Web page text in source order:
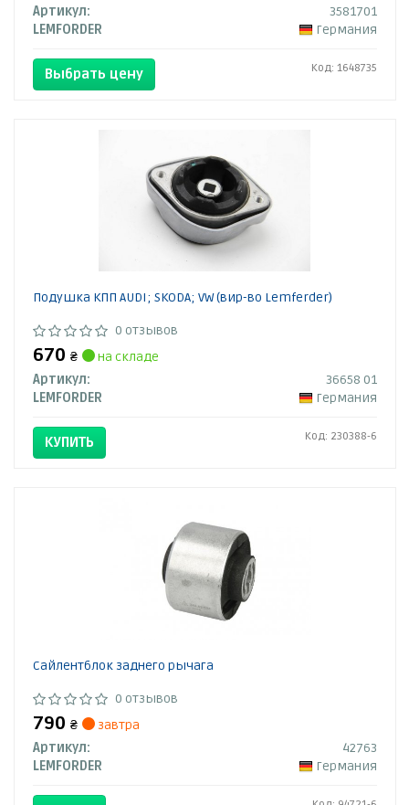
Артикул:
3581701
LEMFORDER
Германия
Выбрать цену Код: 1648735
Подушка КПП AUDI; SKODA; VW (вир-во Lemferder)
0 отзывов
670 ₴
на складе
Артикул:
36658 01
LEMFORDER
Германия
КУПИТЬ Код: 230388-6
Сайлентблок заднего рычага
0 отзывов
790 ₴
завтра
Артикул:
42763
LEMFORDER
Германия